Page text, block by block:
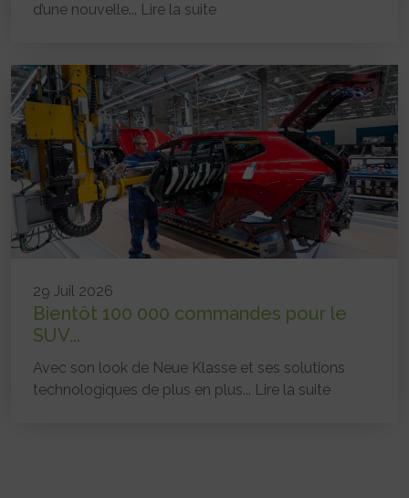
d’une nouvelle... Lire la suite
29 Juil 2026
Bientôt 100 000 commandes pour le
SUV...
Avec son look de Neue Klasse et ses solutions
technologiques de plus en plus... Lire la suite